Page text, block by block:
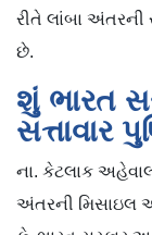
રીતે લાંબા અંતરની
છે.
શું ભારત
સત્તાવાર
ના. કેટલાક
અંતરની મિસાઇલ